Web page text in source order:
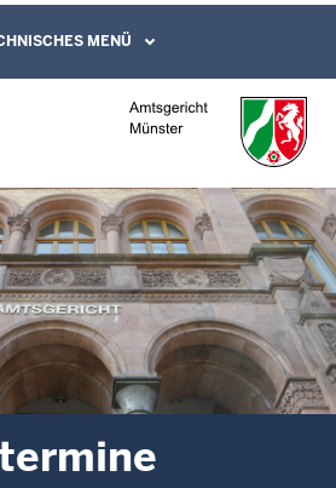
Sitzungstermine
Gebärdensprachenvideo
MENÜ